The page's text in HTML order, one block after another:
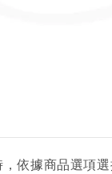
依據商品選項